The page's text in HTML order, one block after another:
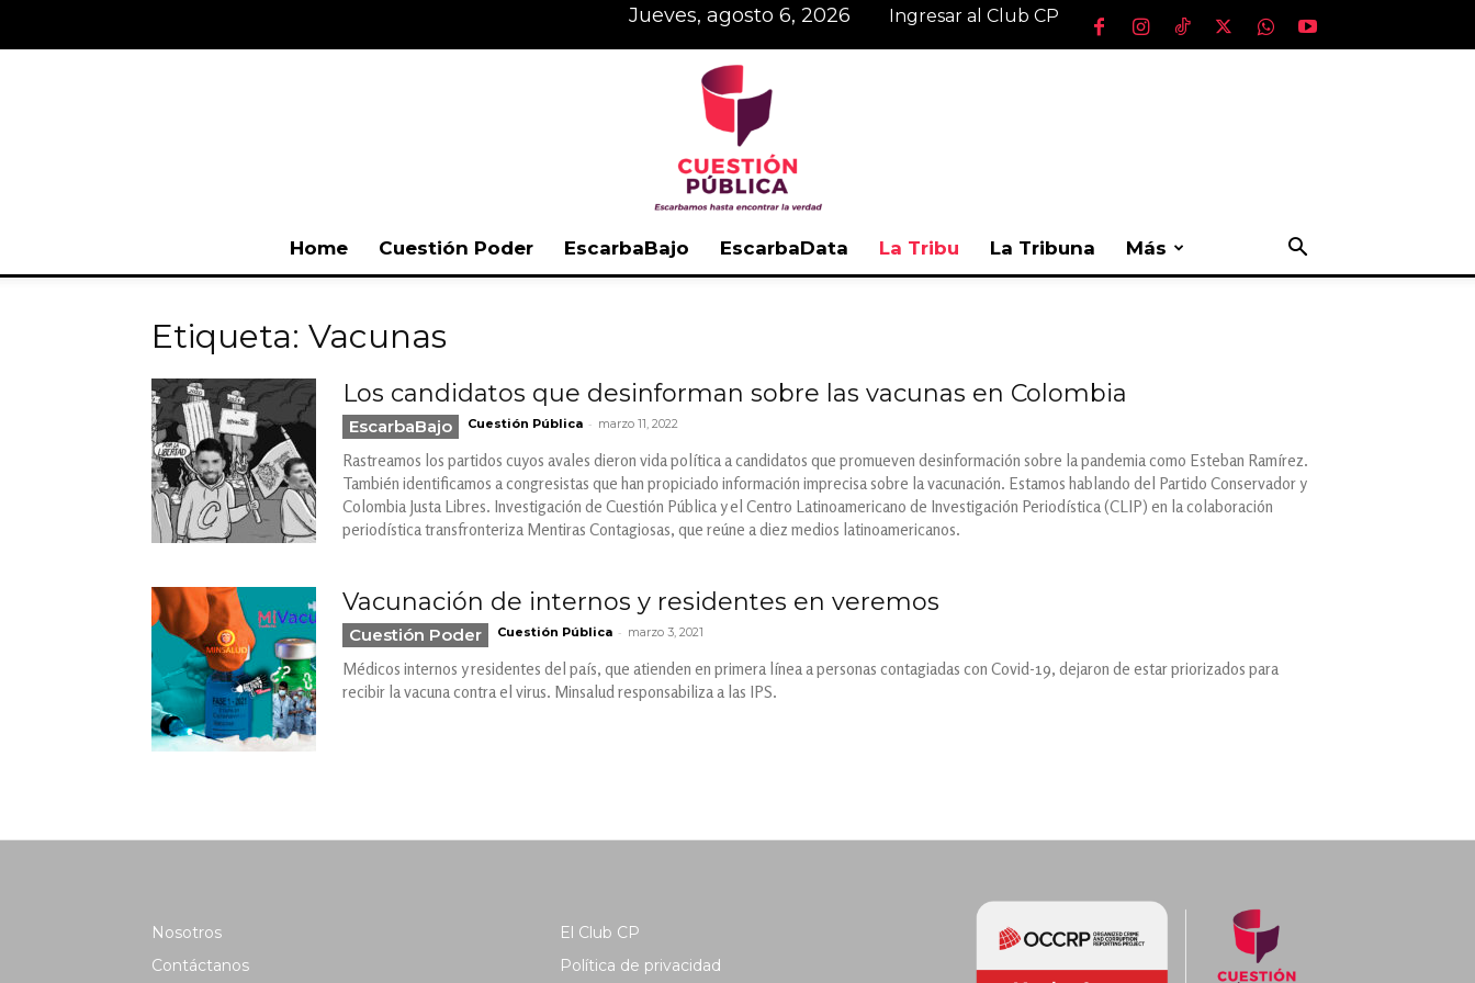
jueves, agosto 6, 2026 Ingresar al Club CP
Home Cuestión Poder EscarbaBajo EscarbaData La Tribu La Tribuna Más
Etiqueta: Vacunas
Los candidatos que desinforman sobre las vacunas en Colombia
EscarbaBajo Cuestión Pública - marzo 11, 2022
Rastreamos los partidos cuyos avales dieron vida política a candidatos que promueven desinformación sobre la pandemia como Esteban Ramírez.
También identificamos a congresistas que han propiciado información imprecisa sobre la vacunación. Estamos hablando del Partido Conservador y
Colombia Justa Libres. Investigación de Cuestión Pública y el Centro Latinoamericano de Investigación Periodística (CLIP) en la colaboración
periodística transfronteriza Mentiras Contagiosas, que reúne a diez medios latinoamericanos.
Vacunación de internos y residentes en veremos
Cuestión Poder Cuestión Pública - marzo 3, 2021
Médicos internos y residentes del país, que atienden en primera línea a personas contagiadas con Covid-19, dejaron de estar priorizados para
recibir la vacuna contra el virus. Minsalud responsabiliza a las IPS.
Nosotros
Contáctanos
El Club CP
Política de privacidad